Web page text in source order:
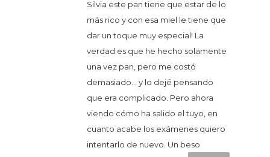
Silvia este pan tiene que estar de lo
más rico y con esa miel le tiene que
dar un toque muy especial! La
verdad es que he hecho solamente
una vez pan, pero me costó
demasiado... y lo dejé pensando
que era complicado. Pero ahora
viendo cómo ha salido el tuyo, en
cuanto acabe los exámenes quiero
intentarlo de nuevo. Un beso